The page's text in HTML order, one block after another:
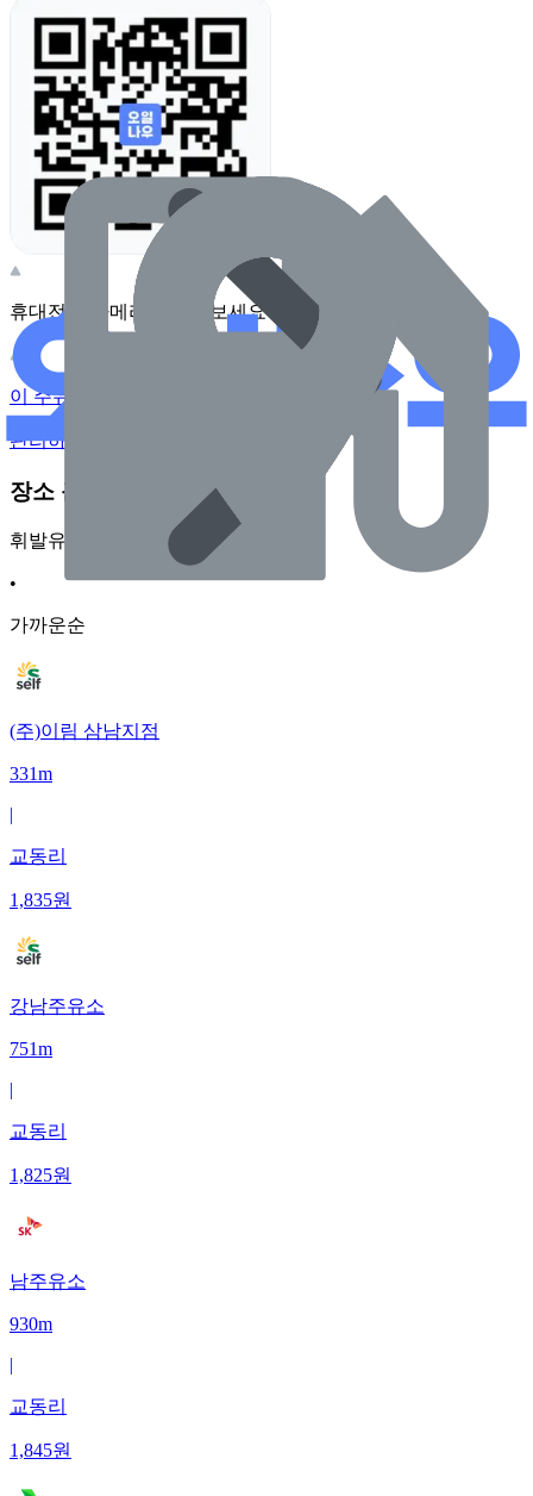
휴대전화 카메라로 찍어보세요
이 주유소의 사장님이신가요?
관리하기
장소 근처 주유소
휘발유
•
가까운순
(주)이림 삼남지점
331m
|
교동리
1,835원
강남주유소
751m
|
교동리
1,825원
남주유소
930m
|
교동리
1,845원